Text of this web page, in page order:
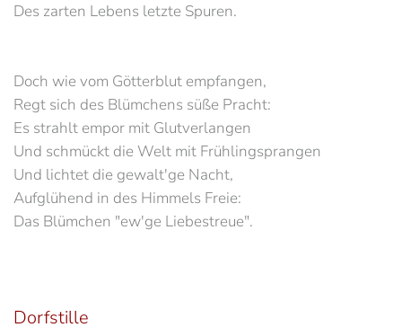
Des zarten Lebens letzte Spuren.
Doch wie vom Götterblut empfangen,
Regt sich des Blümchens süße Pracht:
Es strahlt empor mit Glutverlangen
Und schmückt die Welt mit Frühlingsprangen
Und lichtet die gewalt'ge Nacht,
Aufglühend in des Himmels Freie:
Das Blümchen "ew'ge Liebestreue".
Dorfstille